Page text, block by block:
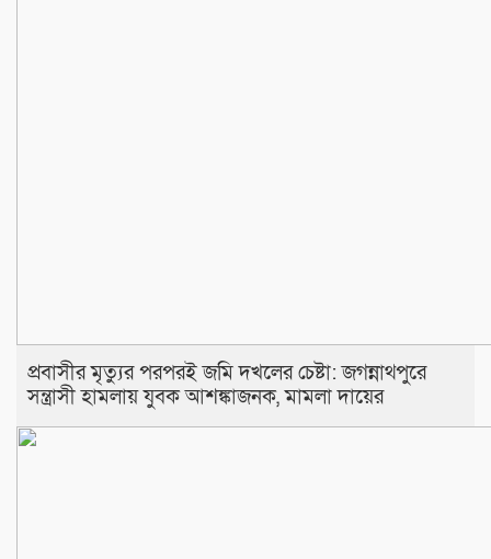
প্রবাসীর মৃত্যুর পরপরই জমি দখলের চেষ্টা: জগন্নাথপুরে
সন্ত্রাসী হামলায় যুবক আশঙ্কাজনক, মামলা দায়ের